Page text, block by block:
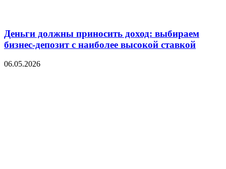
Деньги должны приносить доход: выбираем
бизнес-депозит с наиболее высокой ставкой
06.05.2026